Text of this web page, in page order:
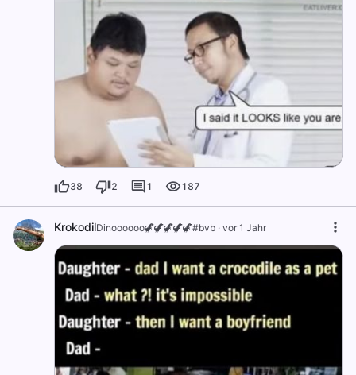
38 2 1 187
KrokodilDinoooooo🦖🦖🦖🦖🦖#bvb · vor 1 Jahr